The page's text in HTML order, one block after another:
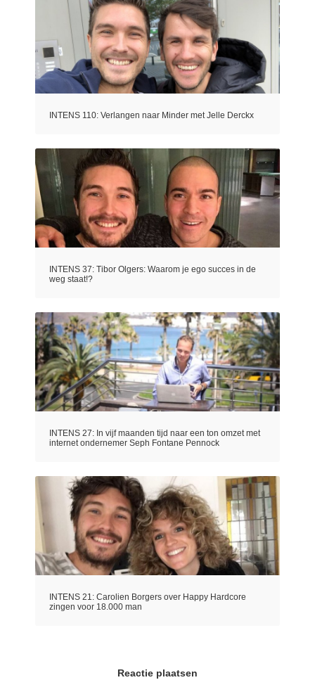
INTENS 110: Verlangen naar Minder met Jelle Derckx
INTENS 37: Tibor Olgers: Waarom je ego succes in de
weg staat!?
INTENS 27: In vijf maanden tijd naar een ton omzet met
internet ondernemer Seph Fontane Pennock
INTENS 21: Carolien Borgers over Happy Hardcore
zingen voor 18.000 man
Reactie plaatsen